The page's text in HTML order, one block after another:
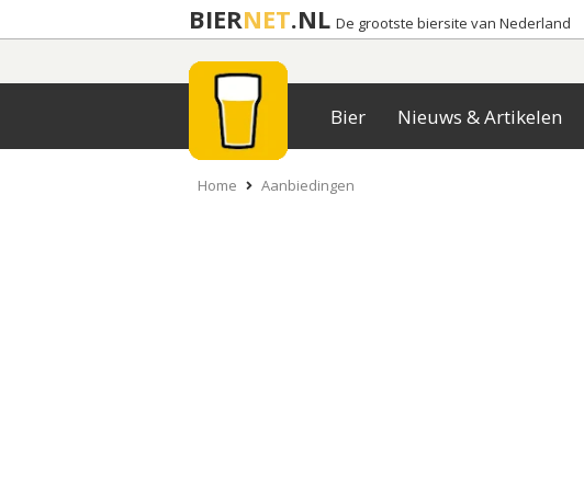
BIERNET.NL De grootste biersite van Nederland
Bier Nieuws & Artikelen
Home Aanbiedingen